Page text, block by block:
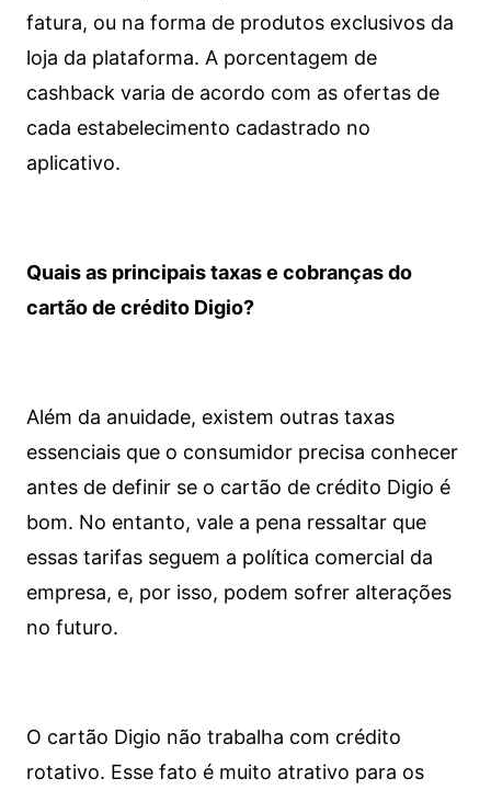
fatura, ou na forma de produtos exclusivos da
loja da plataforma. A porcentagem de
cashback varia de acordo com as ofertas de
cada estabelecimento cadastrado no
aplicativo.
Quais as principais taxas e cobranças do
cartão de crédito Digio?
Além da anuidade, existem outras taxas
essenciais que o consumidor precisa conhecer
antes de definir se o cartão de crédito Digio é
bom. No entanto, vale a pena ressaltar que
essas tarifas seguem a política comercial da
empresa, e, por isso, podem sofrer alterações
no futuro.
O cartão Digio não trabalha com crédito
rotativo. Esse fato é muito atrativo para os